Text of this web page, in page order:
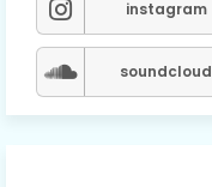
instagram
soundcloud